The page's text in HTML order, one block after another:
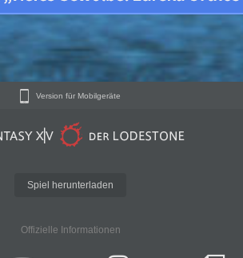
Version für Mobilgeräte
Spiel herunterladen
Offizielle Informationen